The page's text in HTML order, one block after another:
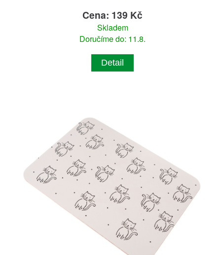
Cena: 139 Kč
Skladem
Doručíme do: 11.8.
Detail